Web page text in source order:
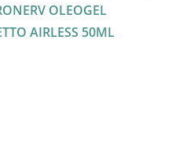
OLEOGEL
AIRLESS 50ML